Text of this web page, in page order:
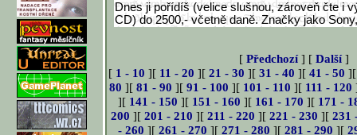
Dnes ji pořídíš (velice slušnou, zároveň čte i
CD) do 2500,- včetně daně. Značky jako
[ Předchozí] [ Další]
[ 1 - 10 ][ 11 - 20 ][ 21 - 30 ][ 31 - 40 ][ 41 - 50
80 ][81 - 90 ][91 - 100 ][ 101 - 110 ][ 111 - 120
][ 141 - 150 ][ 151 - 160 ][ 161 - 170 ][ 171 -
200 ][ 201 - 210 ][ 211 - 220 ][ 221 - 230 ][ 231
- 260 ][ 261 - 270 ][ 271 - 280 ][ 281 - 290 ][